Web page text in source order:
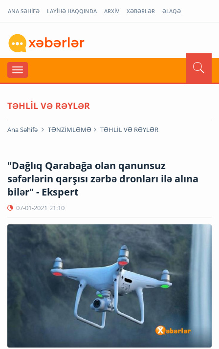
ANA SƏHİFƏ LAYİHƏ HAQQINDA ARXİV XƏBƏRLƏR ƏLAQƏ
TƏHLİL VƏ RƏYLƏR
Ana Səhifə TƏNZİMLƏMƏ TƏHLİL VƏ RƏYLƏR
"Dağlıq Qarabağa olan qanunsuz
səfərlərin qarşısı zərbə dronları ilə alına
bilər" - Ekspert
07-01-2021 21:10